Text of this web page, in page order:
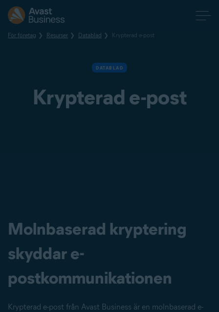
För företag Resurser Datablad Krypterad e-post
DATABLAD
Krypterad e-post
Molnbaserad kryptering
skyddar e-
postkommunikationen
Krypterad e-post från Avast Business är en molnbaserad e-